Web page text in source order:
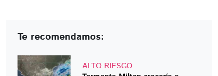
Te recomendamos:
ALTO RIESGO